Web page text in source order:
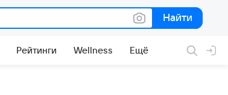
Найти
Найти
Рейтинги Wellness Ещё